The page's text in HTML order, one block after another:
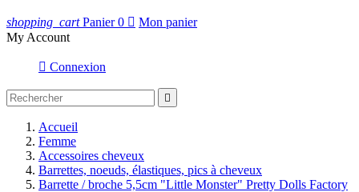
shopping_cart Panier 0  Mon panier
My Account
 Connexion

Accueil
Femme
Accessoires cheveux
Barrettes, noeuds, élastiques, pics à cheveux
Barrette / broche 5,5cm "Little Monster" Pretty Dolls Factory